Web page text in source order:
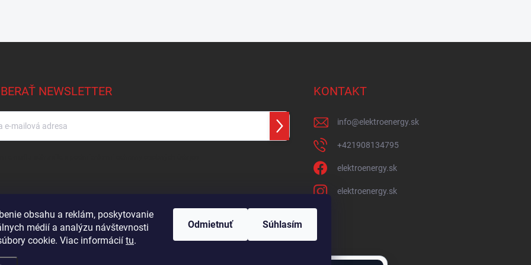
obsahu a reklám, poskytovanie
médií a analýzu návštevnosti
cookie. Viac informácií tu.
Odmietnuť Súhlasím
NEWSLETTER
Prihlásiť
sa
KONTAKT
info@elektroenergy.sk
+421908134795
elektroenergy.sk
elektroenergy.sk
Podmienky ochrany osobných údajov Kontakty Obchodné podmienky